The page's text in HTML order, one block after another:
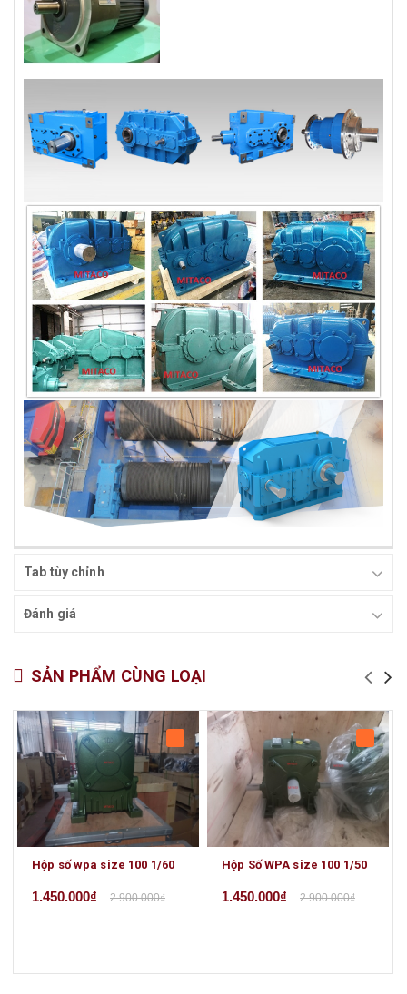
Tab tùy chỉnh
Đánh giá
SẢN PHẨM CÙNG LOẠI
Hộp số wpa size 100 1/60
1.450.000₫ 2.900.000₫
Hộp Số WPA size 100 1/50
1.450.000₫ 2.900.000₫